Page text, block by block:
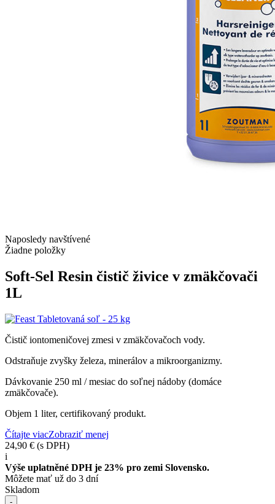
Naposledy navštívené
Žiadne položky
Soft-Sel Resin čistič živice v zmäkčovači
1L
Čistič iontomeničovej zmesi v zmäkčovačoch vody.
Odstraňuje zvyšky železa, minerálov a mikroorganizmy.
Dávkovanie 250 ml / mesiac do soľnej nádoby (domáce
zmäkčovače).
Objem 1 liter, certifikovaný produkt.
Čítajte viacZobraziť menej
24,90 € (s DPH)
i
Výše uplatněné DPH je 23% pro zemi Slovensko.
Môžete mať už do 3 dní
Skladom
-